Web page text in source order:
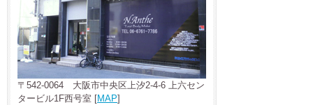
〒542-0064 大阪市中央区上汐2-4-6 上六セン
タービル1F西号室 [MAP]